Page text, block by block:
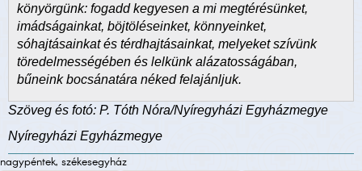
könyörgünk: fogadd kegyesen a mi megtérésünket,
imádságainkat, böjtöléseinket, könnyeinket,
sóhajtásainkat és térdhajtásainkat, melyeket szívünk
töredelmességében és lelkünk alázatosságában,
bűneink bocsánatára néked felajánljuk.
Szöveg és fotó: P. Tóth Nóra/Nyíregyházi Egyházmegye
Nyíregyházi Egyházmegye
nagypéntek, székesegyház